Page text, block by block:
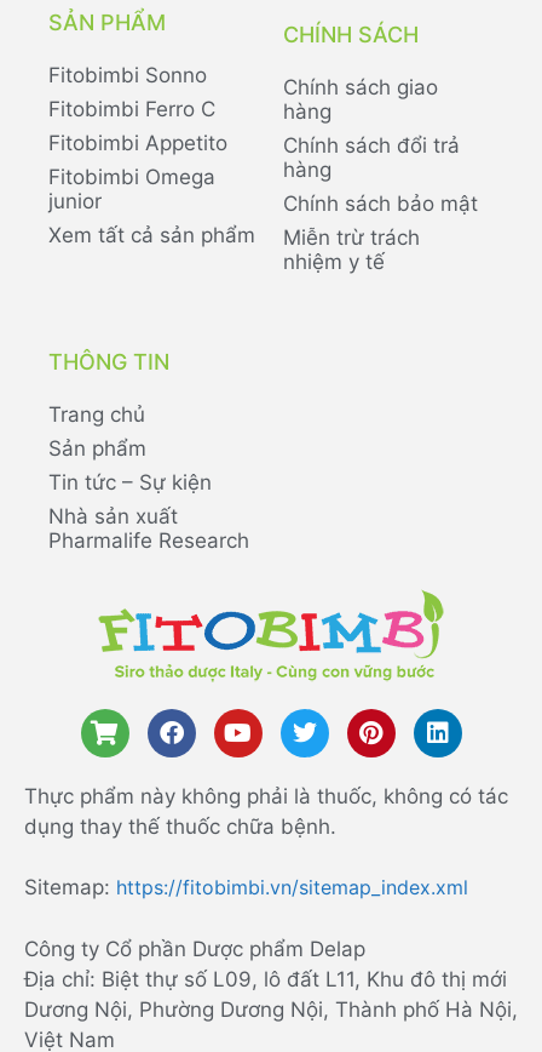
SẢN PHẨM
Fitobimbi Sonno
Fitobimbi Ferro C
Fitobimbi Appetito
Fitobimbi Omega
junior
Xem tất cả sản phẩm
CHÍNH SÁCH
Chính sách giao
hàng
Chính sách đổi trả
hàng
Chính sách bảo mật
Miễn trừ trách
nhiệm y tế
THÔNG TIN
Trang chủ
Sản phẩm
Tin tức – Sự kiện
Nhà sản xuất
Pharmalife Research
Thực phẩm này không phải là thuốc, không có tác
dụng thay thế thuốc chữa bệnh.
Sitemap: https://fitobimbi.vn/sitemap_index.xml
Công ty Cổ phần Dược phẩm Delap
Địa chỉ: Biệt thự số L09, lô đất L11, Khu đô thị mới
Dương Nội, Phường Dương Nội, Thành phố Hà Nội,
Việt Nam